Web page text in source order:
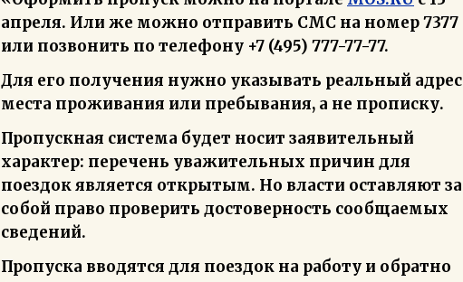
апреля. Или же можно отправить СМС на номер 7377
или позвонить по телефону +7 (495) 777-77-77.
Для его получения нужно указывать реальный адрес
места проживания или пребывания, а не прописку.
Пропускная система будет носит заявительный
характер: перечень уважительных причин для
поездок является открытым. Но власти оставляют за
собой право проверить достоверность сообщаемых
сведений.
Пропуска вводятся для поездок на работу и обратно